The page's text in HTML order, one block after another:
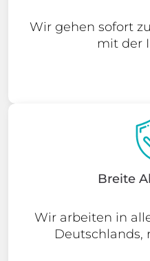
Wir gehen sofort
mit der
Breite
Wir arbeiten in
Deutschlands,